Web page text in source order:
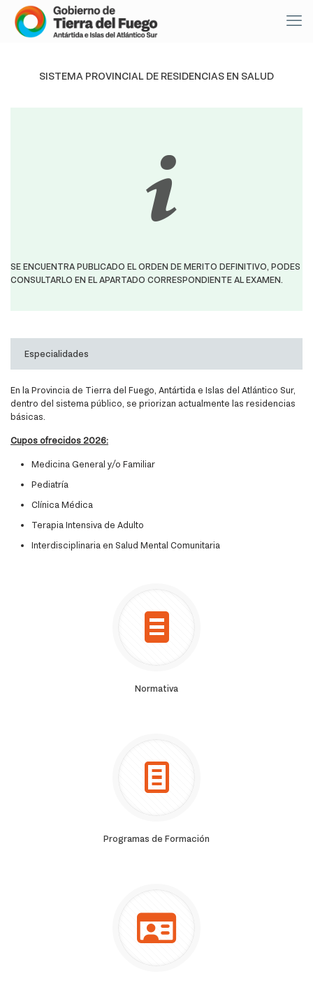
SISTEMA PROVINCIAL DE RESIDENCIAS EN SALUD
SE ENCUENTRA PUBLICADO EL ORDEN DE MERITO DEFINITIVO, PODES
CONSULTARLO EN EL APARTADO CORRESPONDIENTE AL EXAMEN.
Especialidades
En la Provincia de Tierra del Fuego, Antártida e Islas del Atlántico Sur,
dentro del sistema público, se priorizan actualmente las residencias
básicas.
Cupos ofrecidos 2026:
Medicina General y/o Familiar
Pediatría
Clínica Médica
Terapia Intensiva de Adulto
Interdisciplinaria en Salud Mental Comunitaria
Normativa
Programas de Formación